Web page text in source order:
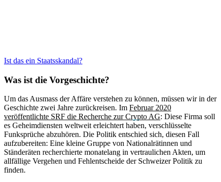
Ist das ein Staatsskandal?
Was ist die Vorgeschichte?
Um das Ausmass der Affäre verstehen zu können, müssen wir in der
Geschichte zwei Jahre zurückreisen. Im Februar 2020
veröffentlichte SRF die Recherche zur Crypto AG: Diese Firma soll
es Geheimdiensten weltweit erleichtert haben, verschlüsselte
Funksprüche abzuhören. Die Politik entschied sich, diesen Fall
aufzubereiten: Eine kleine Gruppe von Nationalrätinnen und
Ständeräten recherchierte monatelang in vertraulichen Akten, um
allfällige Vergehen und Fehlentscheide der Schweizer Politik zu
finden.